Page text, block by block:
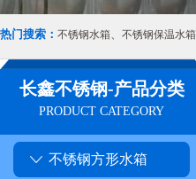
热门搜索： 不锈钢水箱、 不锈钢保温水箱
长鑫不锈钢-产品分类
PRODUCT CATEGORY
不锈钢方形水箱